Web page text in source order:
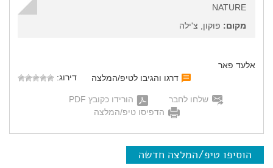
NATURE
מקום: פוקון, צ'ילה
אלעד פאר
דרגו והגיבו לטיפ/המלצה
דירוג:
שלחו לחבר
הורידו כקובץ PDF
הדפיסו טיפ/המלצה
הוסיפו טיפ/המלצה חדשה